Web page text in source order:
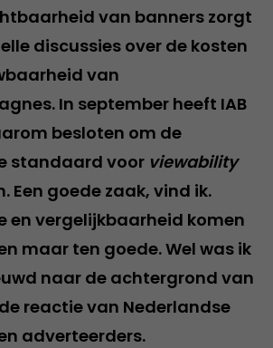
van banners zorgt
discussies over de kosten
van
In september heeft IAB
besloten om de
standaard voor viewability
Een goede zaak, vind ik.
en vergelijkbaarheid komen
maar ten goede. Wel was ik
naar de achtergrond van
reactie van Nederlandse
adverteerders.